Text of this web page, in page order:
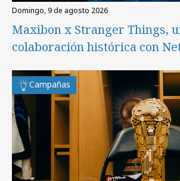
domingo, 9 de agosto 2026
Maxibon x Stranger Things,
colaboración histórica con
Campañas